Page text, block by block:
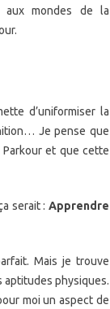
aux mondes de la
d’uniformiser la
Je pense que
et que cette
serait : Apprendre
Mais je trouve
aptitudes physiques.
moi un aspect de